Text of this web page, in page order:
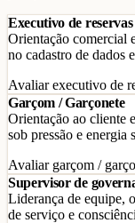
Executivo de reservas
Orientação comercial
no cadastro de dados
Avaliar executivo de
Garçom / Garçonete
Orientação ao cliente
sob pressão e energia
Avaliar garçom /
Supervisor de
Liderança de equipe,
de serviço e